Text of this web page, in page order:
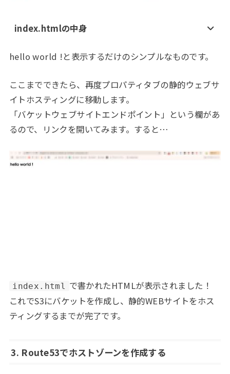
index.htmlの中身
hello world !と表示するだけのシンプルなものです。
ここまでできたら、再度プロパティタブの静的ウェブサ
イトホスティングに移動します。
「バケットウェブサイトエンドポイント」という欄があ
るので、リンクを開いてみます。すると…
index.html
で書かれたHTMLが表示されました！
これでS3にバケットを作成し、静的WEBサイトをホス
ティングするまでが完了です。
3. Route53でホストゾーンを作成する